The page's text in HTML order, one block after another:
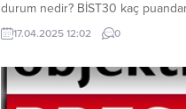
durum nedir? BİST30 kaç
görüyor? işte detaylar… Borsada
seyir devam ediyor. Ticaret
olmuştu. ABD-ÇİN rekabetinin
uluslararası piyasalardaki
17.04.2025 12:02 0